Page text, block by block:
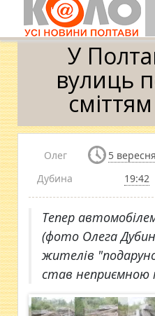
Головна » Новини »
перекрита сміттям (+ фото)
У
вулиць
Олег
Дубина
5
19:42
Тепер
(фото Олега
жителів
став неприємною